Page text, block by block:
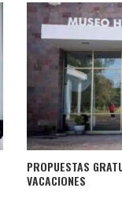
PROPUESTAS
VACACIONES